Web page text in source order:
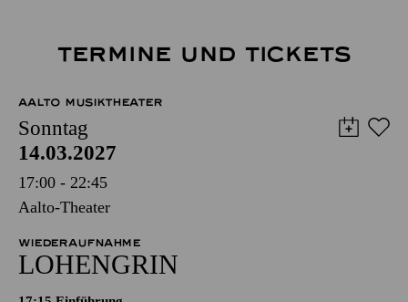
TERMINE UND TICKETS
AALTO MUSIKTHEATER
Sonntag
14.03.2027
17:00 - 22:45
Aalto-Theater
WIEDERAUFNAHME
LOHENGRIN